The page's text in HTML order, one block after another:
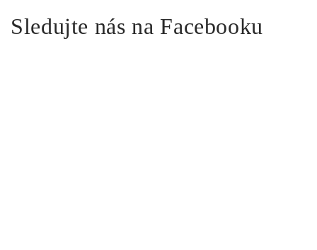
Sledujte nás na Facebooku